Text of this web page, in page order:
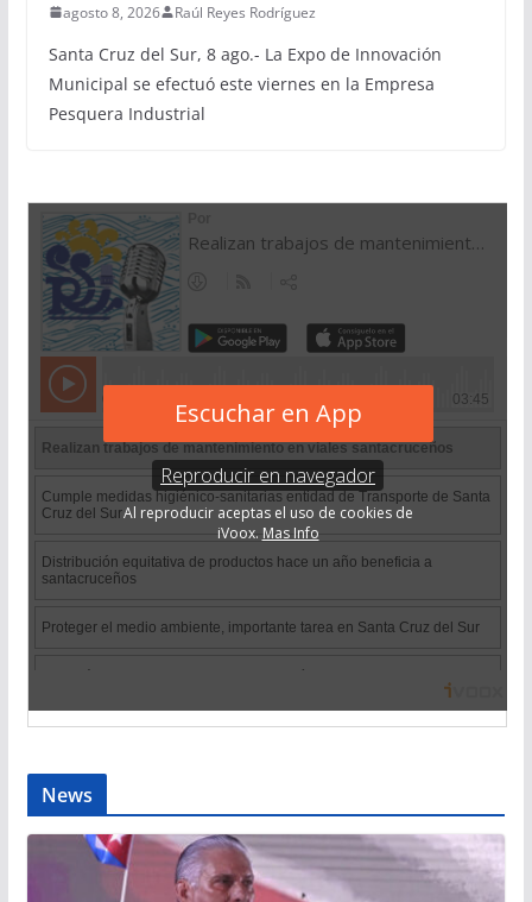
agosto 8, 2026 Raúl Reyes Rodríguez
Santa Cruz del Sur, 8 ago.- La Expo de Innovación
Municipal se efectuó este viernes en la Empresa
Pesquera Industrial
News